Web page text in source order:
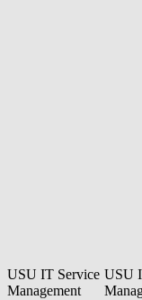
USU IT Service
Management
USU